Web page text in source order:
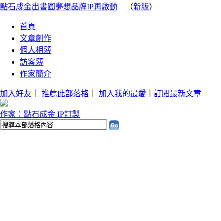
點石成金出書圓夢想品牌IP再啟動 （新版）
首頁
文章創作
個人相簿
訪客簿
作家簡介
加入好友 推薦此部落格 加入我的最愛 訂閱最新文章
作家：點石成金 IP訂製